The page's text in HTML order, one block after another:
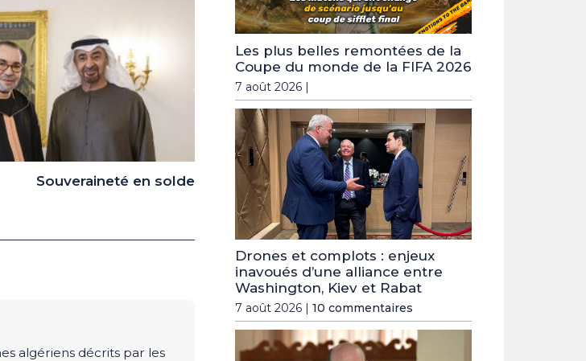
Souveraineté en solde
algériens décrits par les
Les plus belles remontées de la
Coupe du monde de la FIFA 2026
7 août 2026 |
Drones et complots : enjeux
inavoués d’une alliance entre
Washington, Kiev et Rabat
7 août 2026 | 10 commentaires